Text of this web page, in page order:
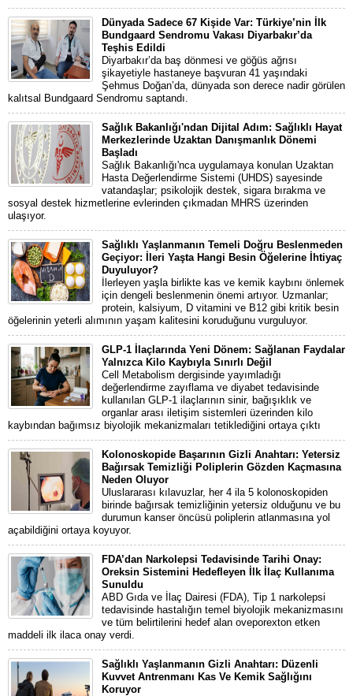
Dünyada Sadece 67 Kişide Var: Türkiye’nin İlk
Bundgaard Sendromu Vakası Diyarbakır’da
Teşhis Edildi
Diyarbakır’da baş dönmesi ve göğüs ağrısı
şikayetiyle hastaneye başvuran 41 yaşındaki
Şehmus Doğan’da, dünyada son derece nadir görülen
kalıtsal Bundgaard Sendromu saptandı.
Sağlık Bakanlığı'ndan Dijital Adım: Sağlıklı Hayat
Merkezlerinde Uzaktan Danışmanlık Dönemi
Başladı
Sağlık Bakanlığı'nca uygulamaya konulan Uzaktan
Hasta Değerlendirme Sistemi (UHDS) sayesinde
vatandaşlar; psikolojik destek, sigara bırakma ve
sosyal destek hizmetlerine evlerinden çıkmadan MHRS üzerinden
ulaşıyor.
Sağlıklı Yaşlanmanın Temeli Doğru Beslenmeden
Geçiyor: İleri Yaşta Hangi Besin Öğelerine İhtiyaç
Duyuluyor?
İlerleyen yaşla birlikte kas ve kemik kaybını önlemek
için dengeli beslenmenin önemi artıyor. Uzmanlar;
protein, kalsiyum, D vitamini ve B12 gibi kritik besin
öğelerinin yeterli alımının yaşam kalitesini koruduğunu vurguluyor.
GLP-1 İlaçlarında Yeni Dönem: Sağlanan Faydalar
Yalnızca Kilo Kaybıyla Sınırlı Değil
Cell Metabolism dergisinde yayımladığı
değerlendirme zayıflama ve diyabet tedavisinde
kullanılan GLP-1 ilaçlarının sinir, bağışıklık ve
organlar arası iletişim sistemleri üzerinden kilo
kaybından bağımsız biyolojik mekanizmaları tetiklediğini ortaya çıktı
Kolonoskopide Başarının Gizli Anahtarı: Yetersiz
Bağırsak Temizliği Poliplerin Gözden Kaçmasına
Neden Oluyor
Uluslararası kılavuzlar, her 4 ila 5 kolonoskopiden
birinde bağırsak temizliğinin yetersiz olduğunu ve bu
durumun kanser öncüsü poliplerin atlanmasına yol
açabildiğini ortaya koyuyor.
FDA’dan Narkolepsi Tedavisinde Tarihi Onay:
Oreksin Sistemini Hedefleyen İlk İlaç Kullanıma
Sunuldu
ABD Gıda ve İlaç Dairesi (FDA), Tip 1 narkolepsi
tedavisinde hastalığın temel biyolojik mekanizmasını
ve tüm belirtilerini hedef alan oveporexton etken
maddeli ilk ilaca onay verdi.
Sağlıklı Yaşlanmanın Gizli Anahtarı: Düzenli
Kuvvet Antrenmanı Kas Ve Kemik Sağlığını
Koruyor